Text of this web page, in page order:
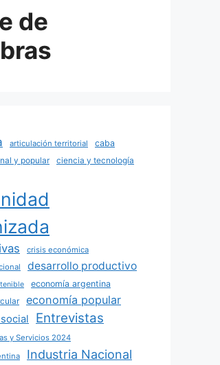
de
articulación territorial
caba
y popular
ciencia y tecnología
crisis económica
desarrollo productivo
economía argentina
economía popular
Entrevistas
y Servicios 2024
Industria Nacional